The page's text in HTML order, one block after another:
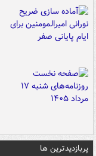
پربازدیدترین ها